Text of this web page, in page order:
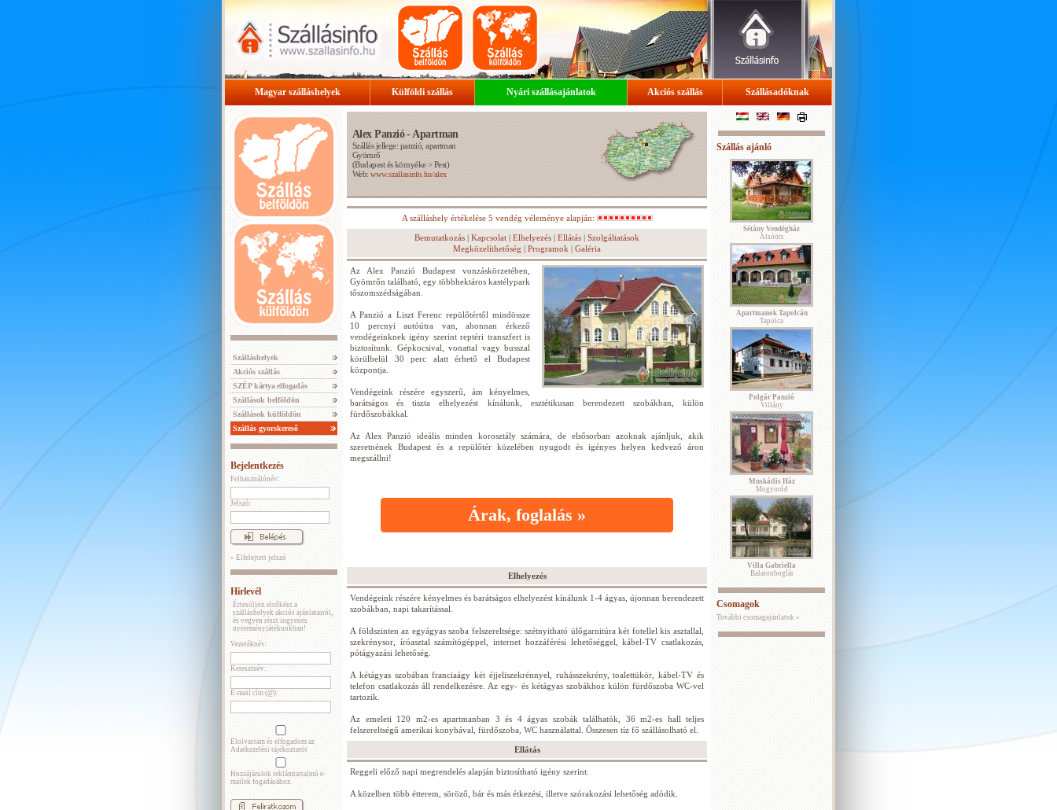
Magyar szálláshelyek Külföldi szállás Nyári szállásajánlatok Akciós szállás Szállásadóknak
Szálláshelyek
Akciós szállás
SZÉP kártya elfogadás
Szállások belföldön
Szállások külföldön
Szállás gyorskereső
Bejelentkezés
Felhasználónév:
Jelszó:
» Elfelejtett jelszó
Hírlevél
Értesüljön elsőként a
szálláshelyek akciós ajánlatairól,
és vegyen részt ingyenes
nyereményjátékunkban!
Vezetéknév:
Keresztnév:
E-mail cím (@):
Elolvastam és elfogadom az
Adatkezelési tájékoztatót
Hozzájárulok reklámtartalmú e-
mailek fogadásához.
Alex Panzió - Apartman
Szállás jellege: panzió, apartman
Gyömrő
(Budapest és környéke>Pest)
Web:www.szallasinfo.hu/alex
A szálláshely értékelése 5 vendég véleménye alapján:
Bemutatkozás | Kapcsolat | Elhelyezés | Ellátás | Szolgáltatások
Megközelíthetőség | Programok | Galéria
Az Alex Panzió Budapest vonzáskörzetében,
Gyömrőn található, egy többhektáros kastélypark
tőszomszédságában.
A Panzió a Liszt Ferenc repülőtértől mindössze
10 percnyi autóútra van, ahonnan érkező
vendégeinknek igény szerint reptéri transzfert is
biztosítunk. Gépkocsival, vonattal vagy busszal
körülbelül 30 perc alatt érhető el Budapest
központja.
Vendégeink részére egyszerű, ám kényelmes,
barátságos és tiszta elhelyezést kínálunk, esztétikusan berendezett szobákban, külön
fürdőszobákkal.
Az Alex Panzió ideális minden korosztály számára, de elsősorban azoknak ajánljuk, akik
szeretnének Budapest és a repülőtér közelében nyugodt és igényes helyen kedvező áron
megszállni!
Árak, foglalás »
Elhelyezés
Vendégeink részére kényelmes és barátságos elhelyezést kínálunk 1-4 ágyas, újonnan berendezett
szobákban, napi takarítással.
A földszinten az egyágyas szoba felszereltsége: szétnyitható ülőgarnitúra két fotellel kis asztallal,
szekrénysor, íróasztal számítógéppel, internet hozzáférési lehetőséggel, kábel-TV csatlakozás,
pótágyazási lehetőség.
A kétágyas szobában franciaágy két éjjeliszekrénnyel, ruhásszekrény, toalettükör, kábel-TV és
telefon csatlakozás áll rendelkezésre. Az egy- és kétágyas szobákhoz külön fürdőszoba WC-vel
tartozik.
Az emeleti 120 m2-es apartmanban 3 és 4 ágyas szobák találhatók, 36 m2-es hall teljes
felszereltségű amerikai konyhával, fürdőszoba, WC használattal. Összesen tíz fő szállásolható el.
Ellátás
Reggeli előző napi megrendelés alapján biztosítható igény szerint.
A közelben több étterem, söröző, bár és más étkezési, illetve szórakozási lehetőség adódik.
Szállás ajánló
Sétány Vendégház
Alsóörs
Apartmanok Tapolcán
Tapolca
Polgár Panzió
Villány
Muskátlis Ház
Mogyoród
Villa Gabriella
Balatonboglár
Csomagok
További csomagajánlatok »